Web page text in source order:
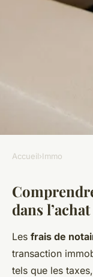
Achat
les frais
Chloé•20
Accueil›Immo
dans
Les frais de
transaction
tels que les